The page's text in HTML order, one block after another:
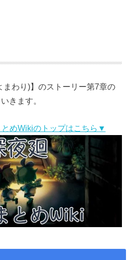
まわり)】のストーリー第7章の
きます。
めWikiのトップはこちら▼